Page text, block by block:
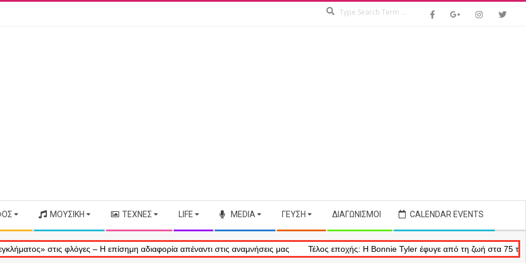
ΜΟΥΣΙΚΉ ΤΈΧΝΕΣ LIFE MEDIA ΓΕΎΣΗ ΔΙΑΓΩΝΙΣΜΟΊ CALENDAR EVENTS
στις φλόγες – Η επίσημη αδιαφορία απέναντι στις αναμνήσεις μας Τέλος εποχής: Η Bonnie Tyler έφυγε από τη ζωή στα 75 της